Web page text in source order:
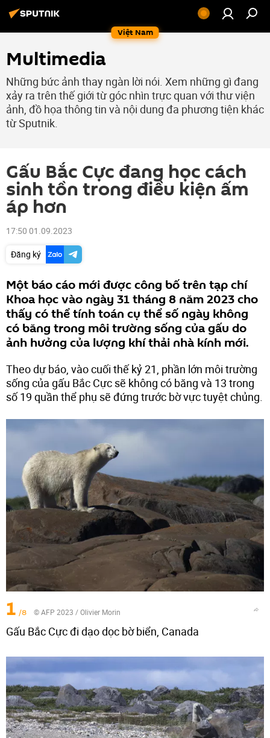
Việt Nam
Multimedia
Những bức ảnh thay ngàn lời nói. Xem những gì đang
xảy ra trên thế giới từ góc nhìn trực quan với thư viện
ảnh, đồ họa thông tin và nội dung đa phương tiện khác
từ Sputnik.
Gấu Bắc Cực đang học cách
sinh tồn trong điều kiện ấm
áp hơn
17:50 01.09.2023
Đăng ký
Một báo cáo mới được công bố trên tạp chí
Khoa học vào ngày 31 tháng 8 năm 2023 cho
thấy có thể tính toán cụ thể số ngày không
có băng trong môi trường sống của gấu do
ảnh hưởng của lượng khí thải nhà kính mới.
Theo dự báo, vào cuối thế kỷ 21, phần lớn môi trường
sống của gấu Bắc Cực sẽ không có băng và 13 trong
số 19 quần thể phụ sẽ đứng trước bờ vực tuyệt chủng.
1 /8 © AFP 2023 / Olivier Morin
Gấu Bắc Cực đi dạo dọc bờ biển, Canada